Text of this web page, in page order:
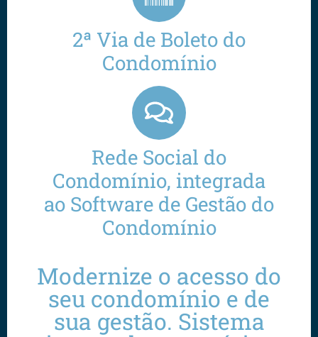
2ª Via de Boleto do
Condomínio
Rede Social do
Condomínio, integrada
ao Software de Gestão do
Condomínio
Modernize o acesso do
seu condomínio e de
sua gestão. Sistema